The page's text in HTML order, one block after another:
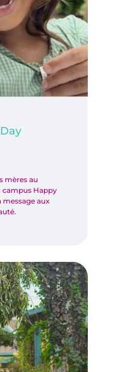
mères au
campus Happy
message aux